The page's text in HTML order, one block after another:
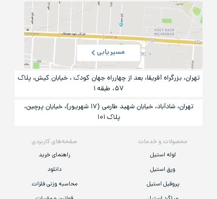
محصولات و خدمات
لوله استیل
ورق استیل
پروفیل استیل
صفحه‌های کاربردی
راهنمای خرید
دانلود
محاسبه وزنی فلزات
مسیریابی
تهران، بزرگراه آفریقا، بعد از چهارراه جهان کودک ، خیابان کیش، پلاک
۵۷، طبقه ۱
تهران، شادآباد، خیابان شهید طارمی (۱۷ شهریور)، خیایان پرچین،
پلاک ۱۰۱